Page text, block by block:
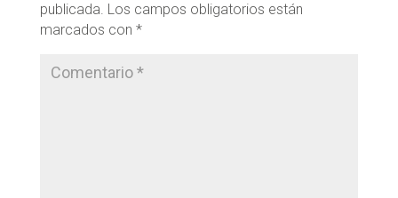
publicada. Los campos obligatorios están
marcados con *